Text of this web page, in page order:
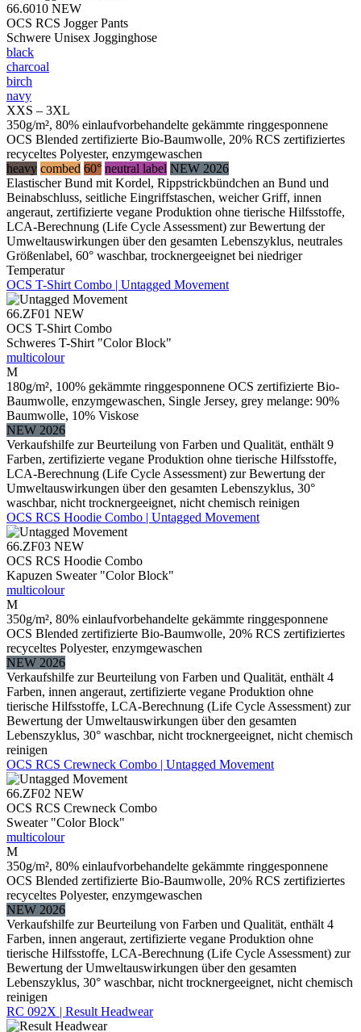
66.6010 NEW
OCS RCS Jogger Pants
Schwere Unisex Jogginghose
black
charcoal
birch
navy
XXS – 3XL
350g/m², 80% einlaufvorbehandelte gekämmte ringgesponnene
OCS Blended zertifizierte Bio-Baumwolle, 20% RCS zertifiziertes
recyceltes Polyester, enzymgewaschen
heavy combed 60° neutral label NEW 2026
Elastischer Bund mit Kordel, Rippstrickbündchen an Bund und
Beinabschluss, seitliche Eingriffstaschen, weicher Griff, innen
angeraut, zertifizierte vegane Produktion ohne tierische Hilfsstoffe,
LCA-Berechnung (Life Cycle Assessment) zur Bewertung der
Umweltauswirkungen über den gesamten Lebenszyklus, neutrales
Größenlabel, 60° waschbar, trocknergeeignet bei niedriger
Temperatur
OCS T-Shirt Combo | Untagged Movement
66.ZF01 NEW
OCS T-Shirt Combo
Schweres T-Shirt "Color Block"
multicolour
M
180g/m², 100% gekämmte ringgesponnene OCS zertifizierte Bio-
Baumwolle, enzymgewaschen, Single Jersey, grey melange: 90%
Baumwolle, 10% Viskose
NEW 2026
Verkaufshilfe zur Beurteilung von Farben und Qualität, enthält 9
Farben, zertifizierte vegane Produktion ohne tierische Hilfsstoffe,
LCA-Berechnung (Life Cycle Assessment) zur Bewertung der
Umweltauswirkungen über den gesamten Lebenszyklus, 30°
waschbar, nicht trocknergeeignet, nicht chemisch reinigen
OCS RCS Hoodie Combo | Untagged Movement
66.ZF03 NEW
OCS RCS Hoodie Combo
Kapuzen Sweater "Color Block"
multicolour
M
350g/m², 80% einlaufvorbehandelte gekämmte ringgesponnene
OCS Blended zertifizierte Bio-Baumwolle, 20% RCS zertifiziertes
recyceltes Polyester, enzymgewaschen
NEW 2026
Verkaufshilfe zur Beurteilung von Farben und Qualität, enthält 4
Farben, innen angeraut, zertifizierte vegane Produktion ohne
tierische Hilfsstoffe, LCA-Berechnung (Life Cycle Assessment) zur
Bewertung der Umweltauswirkungen über den gesamten
Lebenszyklus, 30° waschbar, nicht trocknergeeignet, nicht chemisch
reinigen
OCS RCS Crewneck Combo | Untagged Movement
66.ZF02 NEW
OCS RCS Crewneck Combo
Sweater "Color Block"
multicolour
M
350g/m², 80% einlaufvorbehandelte gekämmte ringgesponnene
OCS Blended zertifizierte Bio-Baumwolle, 20% RCS zertifiziertes
recyceltes Polyester, enzymgewaschen
NEW 2026
Verkaufshilfe zur Beurteilung von Farben und Qualität, enthält 4
Farben, innen angeraut, zertifizierte vegane Produktion ohne
tierische Hilfsstoffe, LCA-Berechnung (Life Cycle Assessment) zur
Bewertung der Umweltauswirkungen über den gesamten
Lebenszyklus, 30° waschbar, nicht trocknergeeignet, nicht chemisch
reinigen
RC 092X | Result Headwear